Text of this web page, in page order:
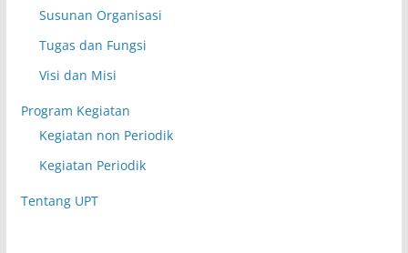
Susunan Organisasi
Tugas dan Fungsi
Visi dan Misi
Program Kegiatan
Kegiatan non Periodik
Kegiatan Periodik
Tentang UPT